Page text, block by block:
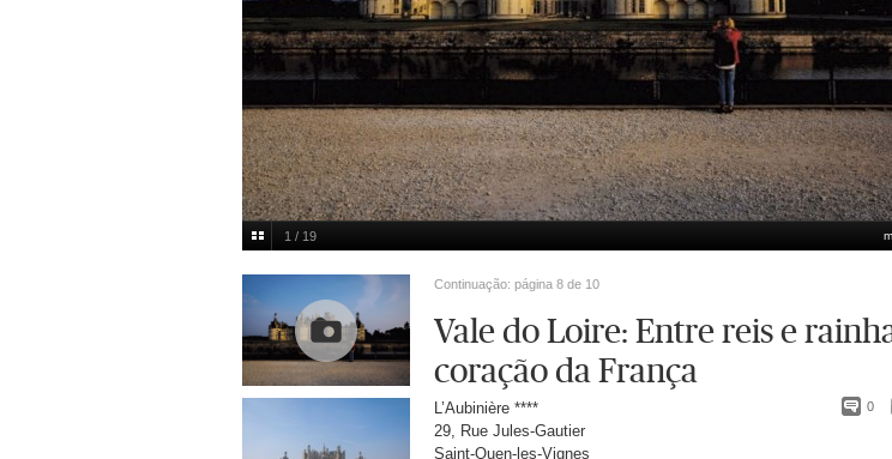
Nuno Ferreira Santos
1 / 19
Multimedia Continuação: página 8 de 10
Vale do Loire: Entre reis e
coração da França
0
L’Aubinière ****
29, Rue Jules-Gautier
Saint-Ouen-les-Vignes